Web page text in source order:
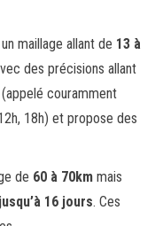
maillage allant de 13 à
des précisions allant
couramment
18h) et propose des
de 60 à 70km mais
jusqu’à 16 jours. Ces